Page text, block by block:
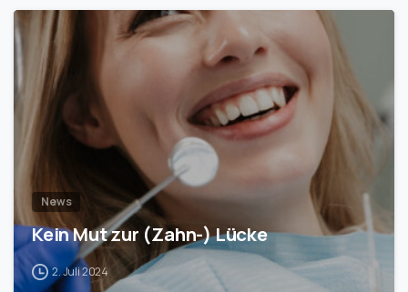
News
Kein Mut zur (Zahn-) Lücke
2. Juli 2024